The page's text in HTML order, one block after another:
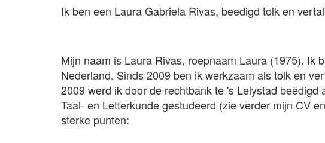
Ik ben een Laura Gabriela Rivas, beedigd tolk en
Mijn naam is Laura Rivas, roepnaam Laura (1975). Ik
Nederland. Sinds 2009 ben ik werkzaam als tolk en
2009 werd ik door de rechtbank te 's Lelystad
Taal- en Letterkunde gestudeerd (zie verder mijn CV
sterke punten: